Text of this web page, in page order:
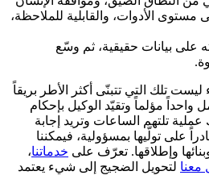
الأدوات، والقابلية للملاحظة،
على بيانات حقيقية، ثم وسّع
ليست تلك التي تتبنّى أكثر الأطر بريقاً
مؤلماً وتقيّد الوكيل بإحكام
تلتهم الساعات وتريد إجابة
على تولّيها بمسؤولية، فيمكننا
وإطلاقها. تعرّف على خدماتنا،
معنا لتحويل الضجيج إلى شيء يعتمد